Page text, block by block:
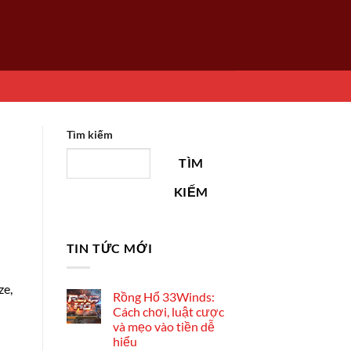
Tìm kiếm
TÌM
KIẾM
TIN TỨC MỚI
Rồng Hổ 33Winds:
Cách chơi, luật cược
và mẹo vào tiền dễ
hiểu